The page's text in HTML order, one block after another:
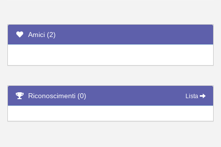
Amici (2)
Riconoscimenti (0) Lista